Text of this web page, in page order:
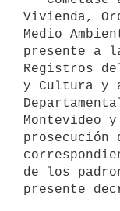
Vivienda,
Medio
presente a
Registros
y Cultura y
Montevideo
de los